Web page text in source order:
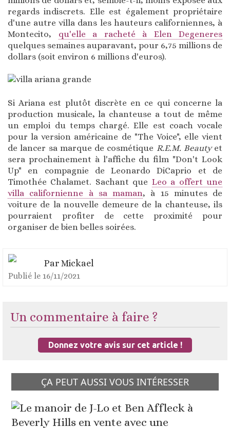
regards indiscrets. Elle est également propriétaire
d'une autre villa dans les hauteurs californiennes, à
Montecito, qu'elle a racheté à Elen Degeneres
quelques semaines auparavant, pour 6,75 millions de
dollars (soit environ 6 millions d'euros).
Si Ariana est plutôt discrète en ce qui concerne la
production musicale, la chanteuse a tout de même
un emploi du temps chargé. Elle est coach vocale
pour la version américaine de "The Voice", elle vient
de lancer sa marque de cosmétique R.E.M. Beautyet
sera prochainement à l'affiche du film "Don't Look
Up" en compagnie de Leonardo DiCaprio et de
Timothée Chalamet. Sachant que Leo a offert une
villa californienne à sa maman, à 15 minutes de
voiture de la nouvelle demeure de la chanteuse, ils
pourraient profiter de cette proximité pour
organiser de bien belles soirées.
Par Mickael
Publié le 16/11/2021
Un commentaire à faire ?
Donnez votre avis sur cet article !
ÇA PEUT AUSSI VOUS INTÉRESSER